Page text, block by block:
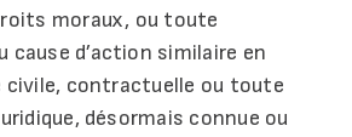
moraux, ou toute
cause d’action similaire en
civile, contractuelle ou toute
désormais connue ou